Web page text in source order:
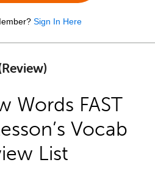
Sign In Here
Words FAST
Vocab
List